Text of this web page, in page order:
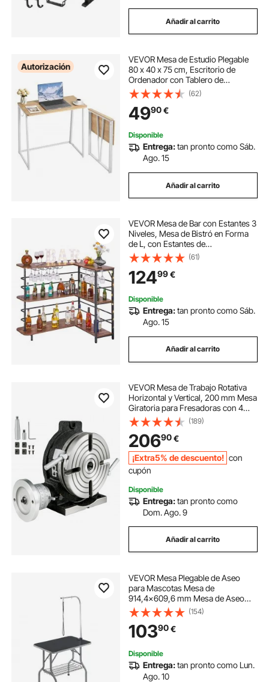
Añadir al carrito
Autorización
VEVOR Mesa de Estudio Plegable
80 x 40 x 75 cm, Escritorio de
Ordenador con Tablero de
Partículas y Marco de Metal Blanco,
Mesa de Escritura Carga de 68 kg,
para Oficina, Estudio, Casa, Sala de
Estar
(62)
4990€
Disponible
Entrega:tan pronto como Sáb.
Ago. 15
Añadir al carrito
VEVOR Mesa de Bar con Estantes 3
Niveles, Mesa de Bistró en Forma
de L, con Estantes de
Almacenamiento, Patas Ajustables,
Luz LED, Acabado en Nogal y
Estructura Metálica, para Hogar,
Sala de Estar
(61)
12499€
Disponible
Entrega:tan pronto como Sáb.
Ago. 15
Añadir al carrito
VEVOR Mesa de Trabajo Rotativa
Horizontal y Vertical, 200 mm Mesa
Giratoria para Fresadoras con 4
Ranuras, 105 y 40 mm Fresadora
de Mesa de Trabajo Rotativa para
Perforar, Fresar o Cortar en Taller
(189)
20690€
¡Extra5% de descuento! con
cupón
Disponible
Entrega:tan pronto como
Dom. Ago. 9
Añadir al carrito
VEVOR Mesa Plegable de Aseo
para Mascotas Mesa de
914,4x609,6 mm Mesa de Aseo
para Perros Capacidad de Carga de
149,7 kg Mesa de Peluquería para
Perros de Acero Inoxidable con 1
Pinza 2 Cuerdas 1 Asa
(154)
10390€
Disponible
Entrega:tan pronto como Lun.
Ago. 10